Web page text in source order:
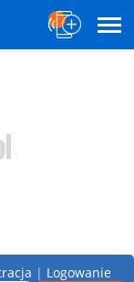
| Logowanie